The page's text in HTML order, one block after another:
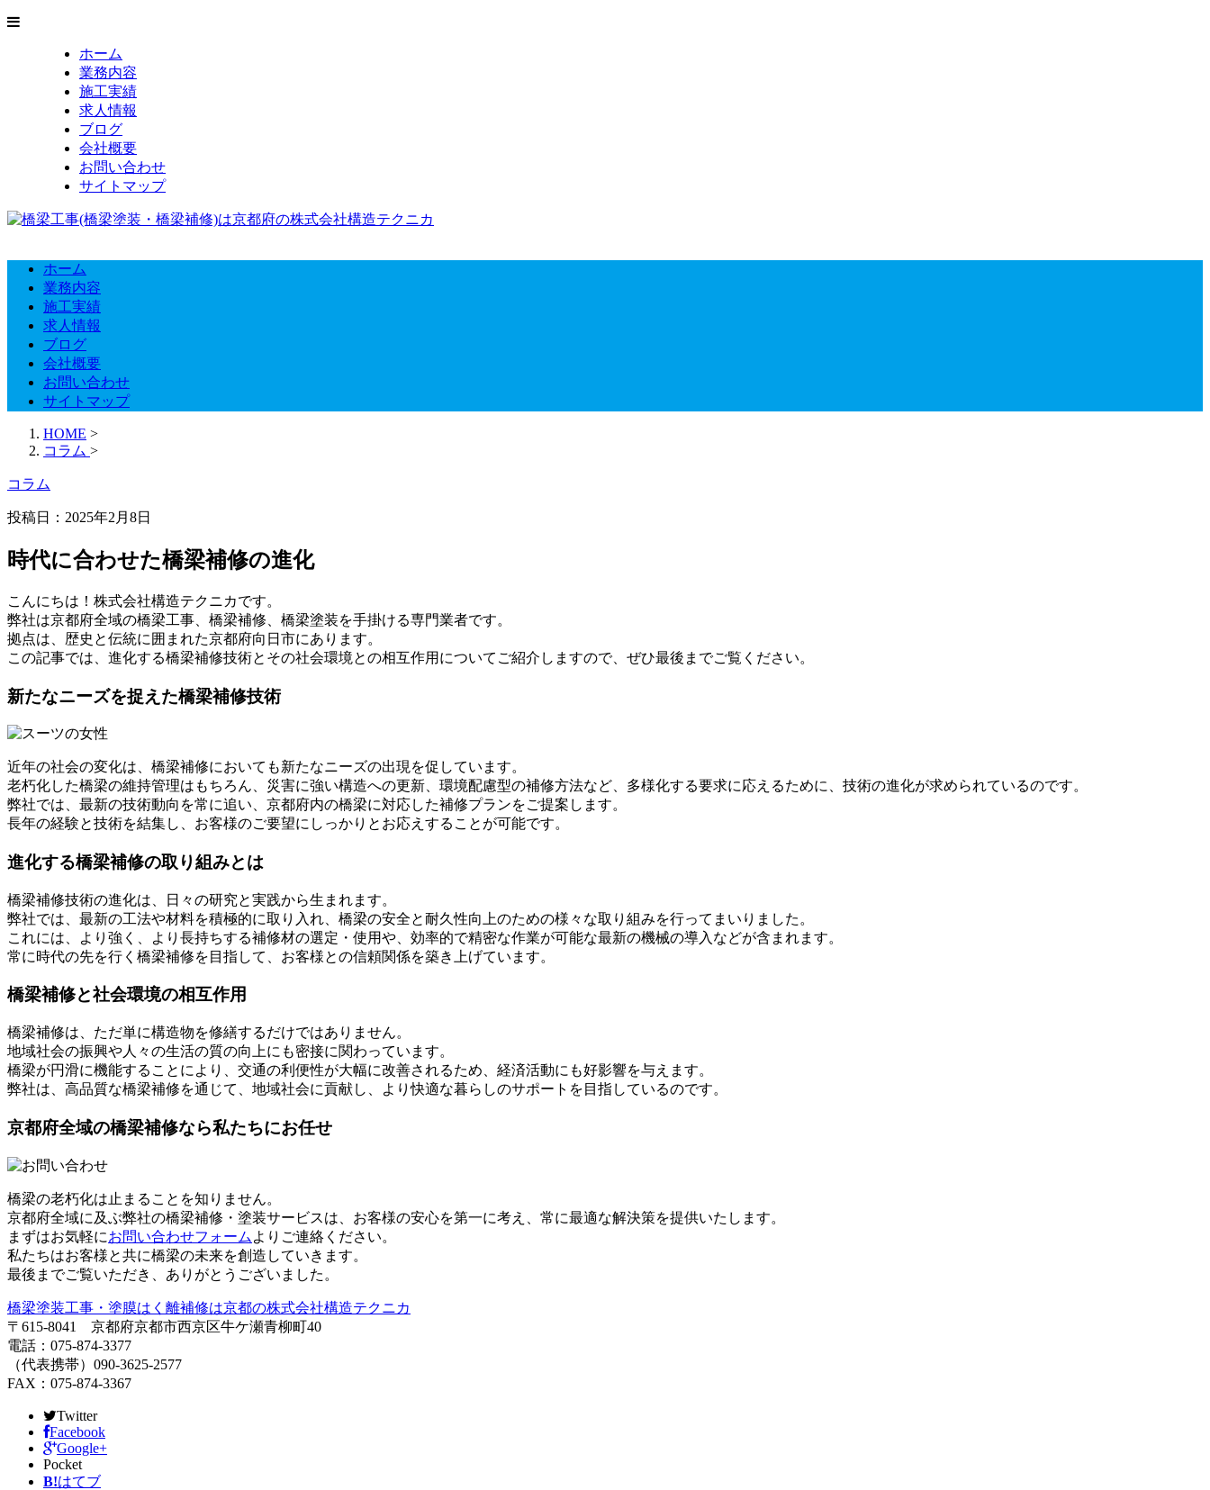
ホーム
業務内容
施工実績
求人情報
ブログ
会社概要
お問い合わせ
サイトマップ
ホーム
業務内容
施工実績
求人情報
ブログ
会社概要
お問い合わせ
サイトマップ
HOME >
コラム >
コラム
投稿日： 2025年2月8日
時代に合わせた橋梁補修の進化
こんにちは！株式会社構造テクニカです。
弊社は京都府全域の橋梁工事、橋梁補修、橋梁塗装を手掛ける専門業者です。
拠点は、歴史と伝統に囲まれた京都府向日市にあります。
この記事では、進化する橋梁補修技術とその社会環境との相互作用についてご紹介しますので、ぜひ最後までご覧ください。
新たなニーズを捉えた橋梁補修技術
近年の社会の変化は、橋梁補修においても新たなニーズの出現を促しています。
老朽化した橋梁の維持管理はもちろん、災害に強い構造への更新、環境配慮型の補修方法など、多様化する要求に応えるために、技術の進化が求められているのです。
弊社では、最新の技術動向を常に追い、京都府内の橋梁に対応した補修プランをご提案します。
長年の経験と技術を結集し、お客様のご要望にしっかりとお応えすることが可能です。
進化する橋梁補修の取り組みとは
橋梁補修技術の進化は、日々の研究と実践から生まれます。
弊社では、最新の工法や材料を積極的に取り入れ、橋梁の安全と耐久性向上のための様々な取り組みを行ってまいりました。
これには、より強く、より長持ちする補修材の選定・使用や、効率的で精密な作業が可能な最新の機械の導入などが含まれます。
常に時代の先を行く橋梁補修を目指して、お客様との信頼関係を築き上げています。
橋梁補修と社会環境の相互作用
橋梁補修は、ただ単に構造物を修繕するだけではありません。
地域社会の振興や人々の生活の質の向上にも密接に関わっています。
橋梁が円滑に機能することにより、交通の利便性が大幅に改善されるため、経済活動にも好影響を与えます。
弊社は、高品質な橋梁補修を通じて、地域社会に貢献し、より快適な暮らしのサポートを目指しているのです。
京都府全域の橋梁補修なら私たちにお任せ
橋梁の老朽化は止まることを知りません。
京都府全域に及ぶ弊社の橋梁補修・塗装サービスは、お客様の安心を第一に考え、常に最適な解決策を提供いたします。
まずはお気軽にお問い合わせフォーム よりご連絡ください。
私たちはお客様と共に橋梁の未来を創造していきます。
最後までご覧いただき、ありがとうございました。
橋梁塗装工事・塗膜はく離補修は京都の株式会社構造テクニカ
〒615-8041 京都府京都市西京区牛ケ瀬青柳町40
電話：075-874-3377
（代表携帯）090-3625-2577
FAX：075-874-3367
Twitter
Facebook
Google+
Pocket
B!はてブ